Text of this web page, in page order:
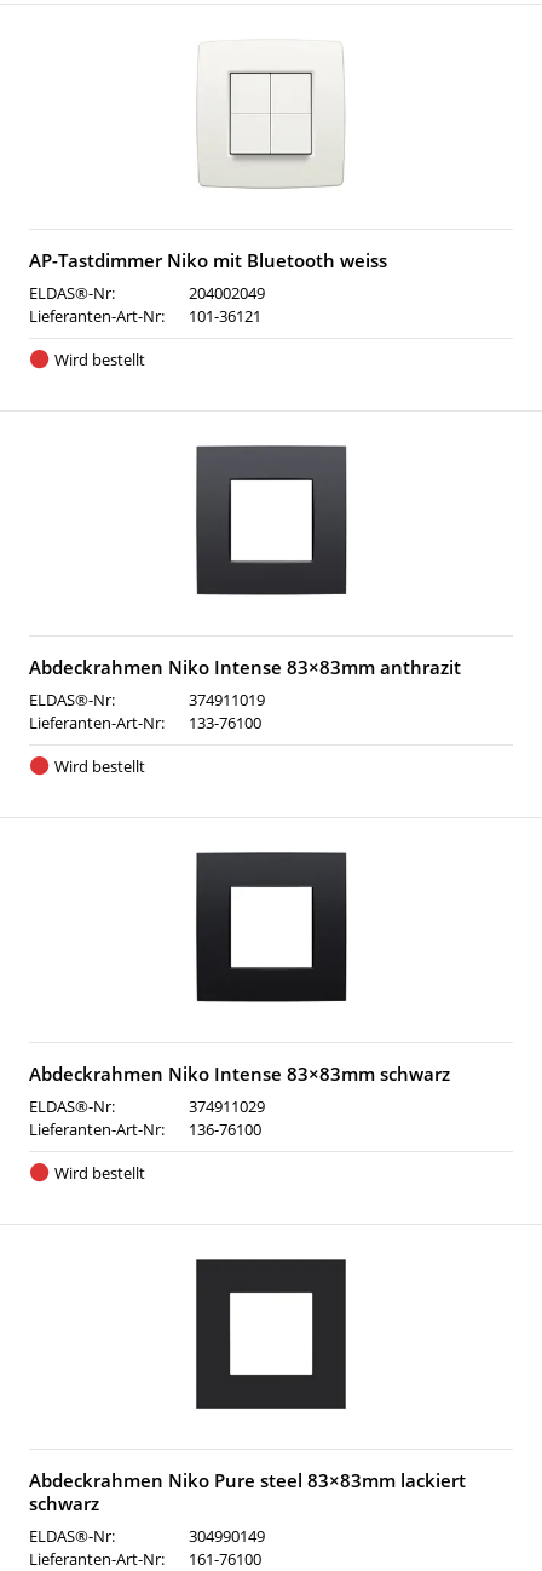
AP-Tastdimmer Niko mit Bluetooth weiss
ELDAS®-Nr:
204002049
Lieferanten-Art-Nr:
101-36121
Wird bestellt
Abdeckrahmen Niko Intense 83×83mm anthrazit
ELDAS®-Nr:
374911019
Lieferanten-Art-Nr:
133-76100
Wird bestellt
Abdeckrahmen Niko Intense 83×83mm schwarz
ELDAS®-Nr:
374911029
Lieferanten-Art-Nr:
136-76100
Wird bestellt
Abdeckrahmen Niko Pure steel 83×83mm lackiert
schwarz
ELDAS®-Nr:
304990149
Lieferanten-Art-Nr:
161-76100